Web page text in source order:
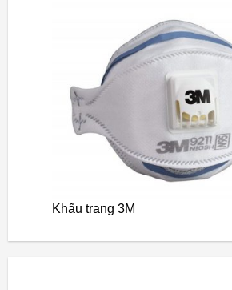
Khẩu trang 3M